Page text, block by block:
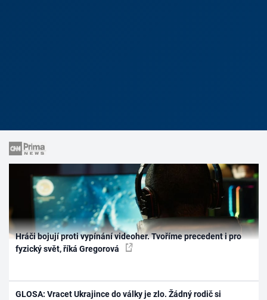
Hráči bojují proti vypínání videoher. Tvoříme precedent i pro
fyzický svět, říká Gregorová
GLOSA: Vracet Ukrajince do války je zlo. Žádný rodič si